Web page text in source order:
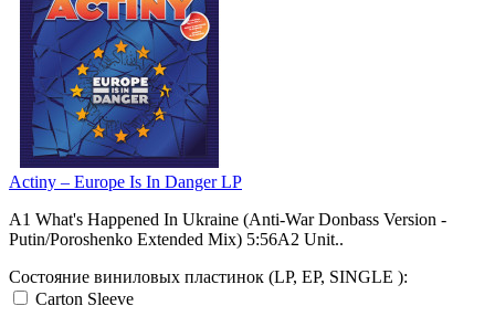
Actiny ‎– Europe Is In Danger LP
A1 What's Happened In Ukraine (Anti-War Donbass Version -
Putin/Poroshenko Extended Mix) 5:56A2 Unit..
Состояние виниловых пластинок (LP, EP, SINGLE ):
Carton Sleeve